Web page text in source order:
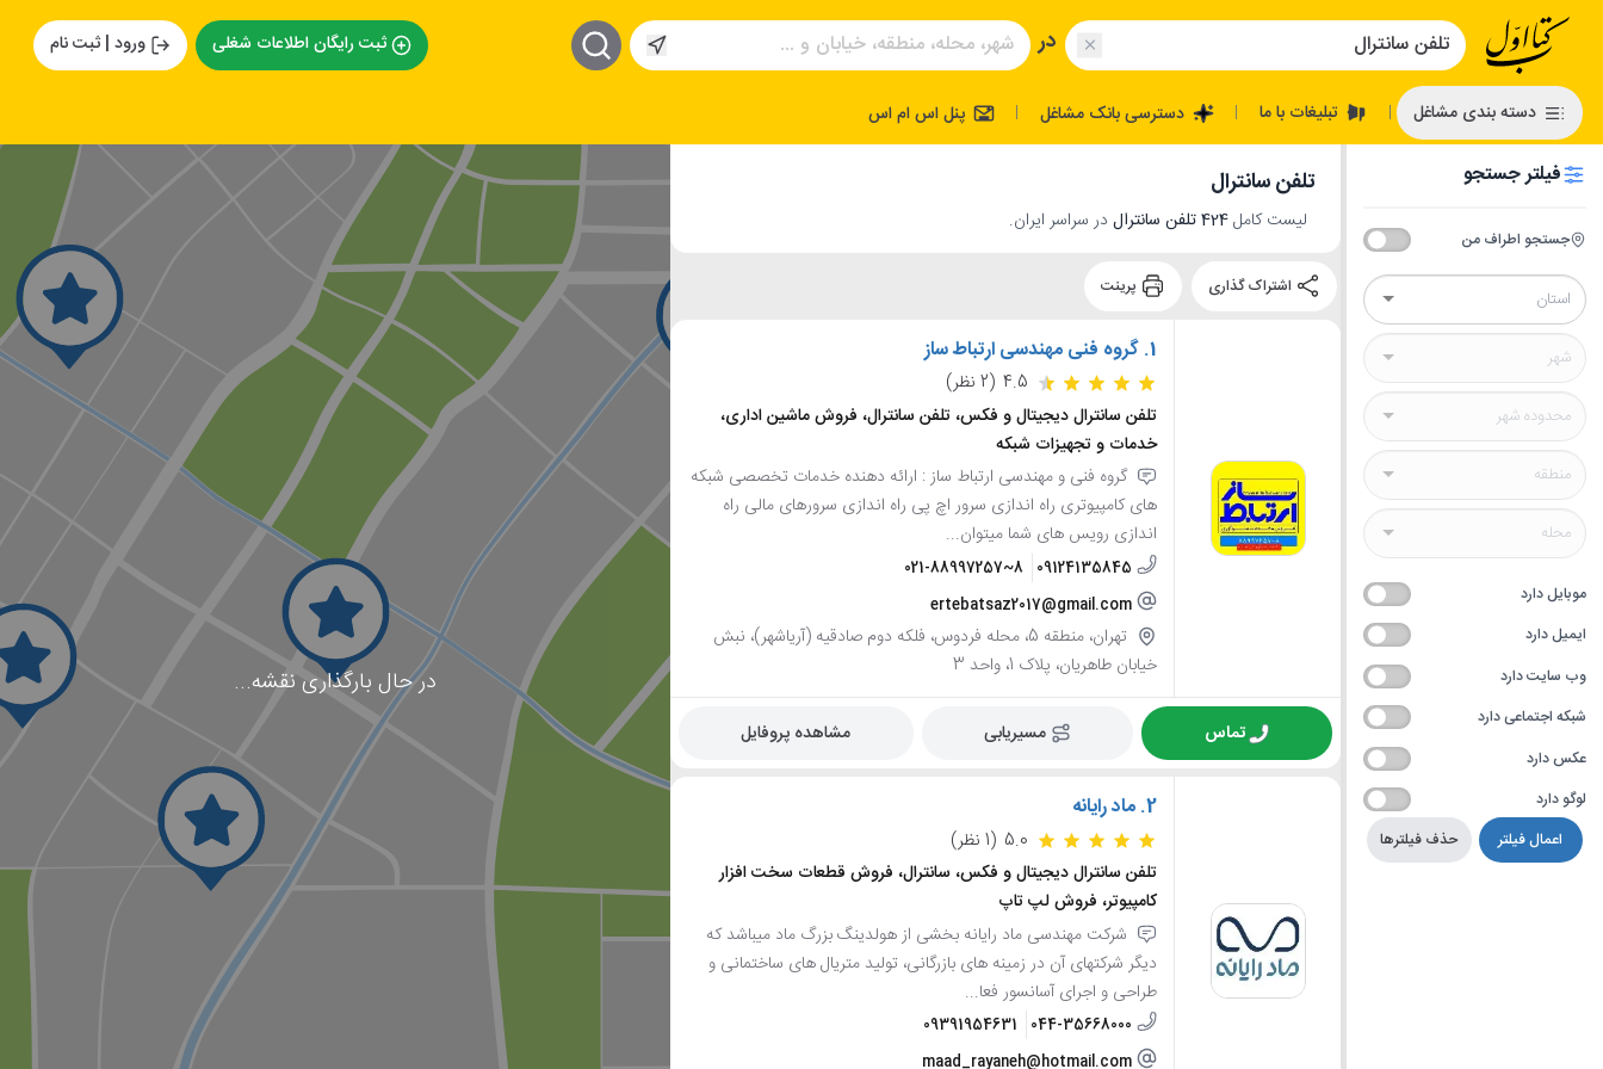
در ثبت رایگان اطلاعات شغلی ورود | ثبت نام
دسته بندی مشاغل | تبلیغات با ما | دسترسی بانک مشاغل | پنل اس ام اس
فیلتر جستجو
جستجو اطراف من
موبایل دارد
ایمیل دارد
وب سایت دارد
شبکه اجتماعی دارد
عکس دارد
لوگو دارد
حذف فیلترها
اعمال فیلتر
تلفن سانترال
لیست کامل424 تلفن سانترال در سراسر ایران.
1. گروه فنی مهندسی ارتباط ساز
4.5 (2 نظر)
تلفن سانترال دیجیتال و فکس، تلفن سانترال، فروش ماشین اداری،
خدمات و تجهیزات شبکه
گروه فنی و مهندسی ارتباط ساز : ارائه دهنده خدمات تخصصی شبکه
های کامپیوتری راه اندازی سرور اچ پی راه اندازی سرورهای مالی راه
اندازی رویس های شما میتوان...
09124135845
021-88997257~8
ertebatsaz2017@gmail.com
تهران، منطقه 5، محله فردوس، فلکه دوم صادقیه (آریاشهر)، نبش
خیابان طاهریان، پلاک 1، واحد 3
تماس مسیریابی مشاهده پروفایل
2. ماد رایانه
5.0 (1 نظر)
تلفن سانترال دیجیتال و فکس، سانترال، فروش قطعات سخت افزار
کامپیوتر، فروش لپ تاپ
شرکت مهندسی ماد رایانه بخشی از هولدینگ بزرگ ماد میباشد که
دیگر شرکتهای آن در زمینه های بازرگانی، تولید متریال های ساختمانی و
طراحی و اجرای آسانسور فعا...
044-35668000
09391954631
maad_rayaneh@hotmail.com
در حال بارگذاری نقشه...